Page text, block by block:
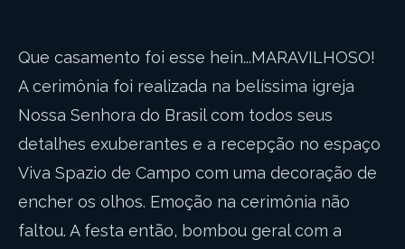
Que casamento foi esse hein...MARAVILHOSO!
A cerimônia foi realizada na belíssima igreja
Nossa Senhora do Brasil com todos seus
detalhes exuberantes e a recepção no espaço
Viva Spazio de Campo com uma decoração de
encher os olhos. Emoção na cerimônia não
faltou. A festa então, bombou geral com a